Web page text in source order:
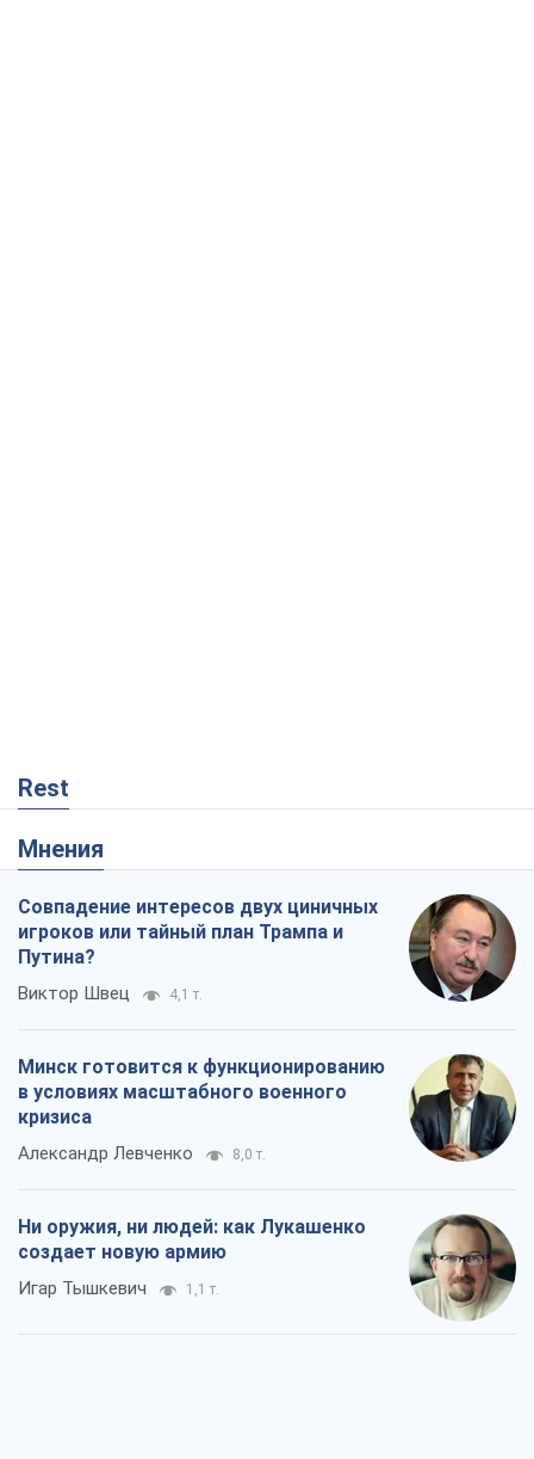
Rest
Мнения
Совпадение интересов двух циничных
игроков или тайный план Трампа и
Путина?
Виктор Швец 4,1 т.
Минск готовится к функционированию
в условиях масштабного военного
кризиса
Александр Левченко 8,0 т.
Ни оружия, ни людей: как Лукашенко
создает новую армию
Игар Тышкевич 1,1 т.